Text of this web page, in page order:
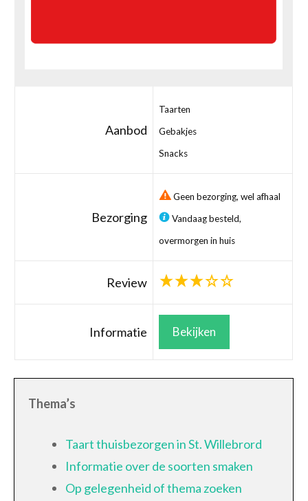
Aanbod
Taarten
Gebakjes
Snacks
Bezorging
Geen bezorging, wel afhaal
Vandaag besteld,
overmorgen in huis
Review
Informatie Bekijken
Thema’s
Taart thuisbezorgen in St. Willebrord
Informatie over de soorten smaken
Op gelegenheid of thema zoeken